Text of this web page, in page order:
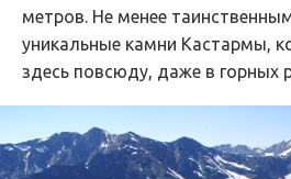
метров. Не менее
уникальные камни Кастармы,
здесь повсюду, даже в горных